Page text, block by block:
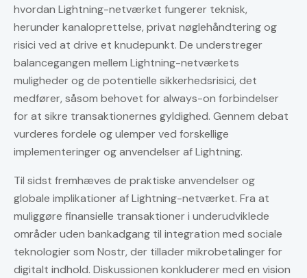
hvordan Lightning-netværket fungerer teknisk,
herunder kanaloprettelse, privat nøglehåndtering og
risici ved at drive et knudepunkt. De understreger
balancegangen mellem Lightning-netværkets
muligheder og de potentielle sikkerhedsrisici, det
medfører, såsom behovet for always-on forbindelser
for at sikre transaktionernes gyldighed. Gennem debat
vurderes fordele og ulemper ved forskellige
implementeringer og anvendelser af Lightning.
Til sidst fremhæves de praktiske anvendelser og
globale implikationer af Lightning-netværket. Fra at
muliggøre finansielle transaktioner i underudviklede
områder uden bankadgang til integration med sociale
teknologier som Nostr, der tillader mikrobetalinger for
digitalt indhold. Diskussionen konkluderer med en vision